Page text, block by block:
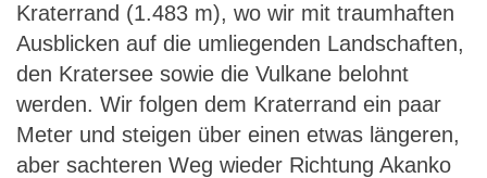
Kraterrand (1.483 m), wo wir mit traumhaften
Ausblicken auf die umliegenden Landschaften,
den Kratersee sowie die Vulkane belohnt
werden. Wir folgen dem Kraterrand ein paar
Meter und steigen über einen etwas längeren,
aber sachteren Weg wieder Richtung Akanko